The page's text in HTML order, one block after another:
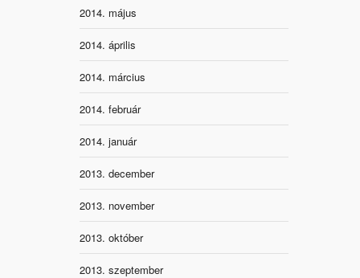
2014. május
2014. április
2014. március
2014. február
2014. január
2013. december
2013. november
2013. október
2013. szeptember